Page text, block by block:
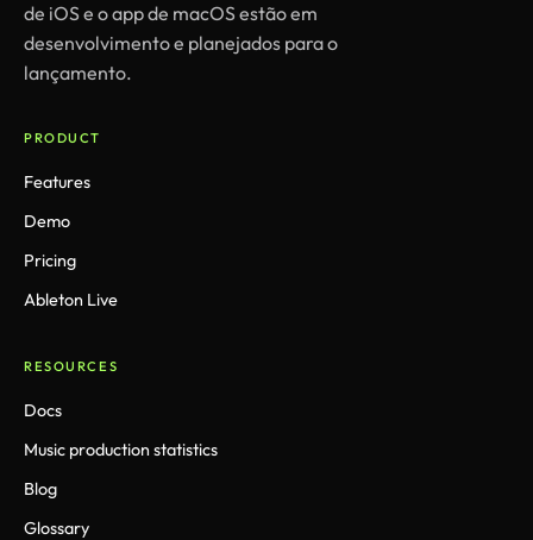
de iOS e o app de macOS estão em
desenvolvimento e planejados para o
lançamento.
PRODUCT
Features
Demo
Pricing
Ableton Live
RESOURCES
Docs
Music production statistics
Blog
Glossary